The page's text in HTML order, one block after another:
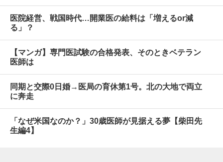
医院経営、戦国時代…開業医の給料は「増えるor減
る」？
【マンガ】専門医試験の合格発表、そのときベテラン
医師は
同期と交際0日婚→医局の育休第1号。北の大地で両立
に奔走
「なぜ米国なのか？」30歳医師が見据える夢【柴田先
生編4】